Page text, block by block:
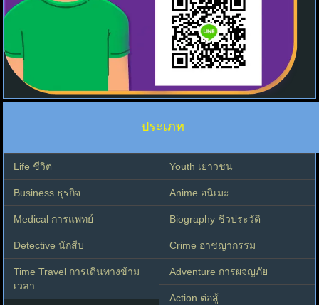
ประเภท
Life ชีวิต Youth เยาวชน
Business ธุรกิจ Anime อนิเมะ
Medical การแพทย์ Biography ชีวประวัติ
Detective นักสืบ Crime อาชญากรรม
Time Travel การเดินทางข้าม
เวลา
Adventure การผจญภัย
Action ต่อสู้